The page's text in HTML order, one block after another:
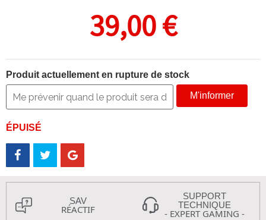
39,00 €
Produit actuellement en rupture de stock
M'informer
ÉPUISÉ
SAV
RÉACTIF
SUPPORT
TECHNIQUE
- EXPERT GAMING -